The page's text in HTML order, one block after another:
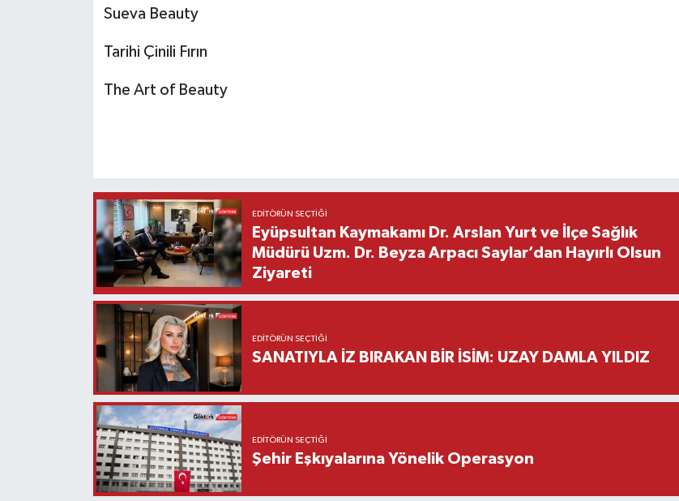
Sueva Beauty
Tarihi Çinili Fırın
The Art of Beauty
EDITÖRÜN SEÇTIĞI
Eyüpsultan Kaymakamı Dr. Arslan Yurt ve İlçe Sağlık
Müdürü Uzm. Dr. Beyza Arpacı Saylar’dan Hayırlı Olsun
Ziyareti
EDITÖRÜN SEÇTIĞI
SANATIYLA İZ BIRAKAN BİR İSİM: UZAY DAMLA YILDIZ
EDITÖRÜN SEÇTIĞI
Şehir Eşkıyalarına Yönelik Operasyon